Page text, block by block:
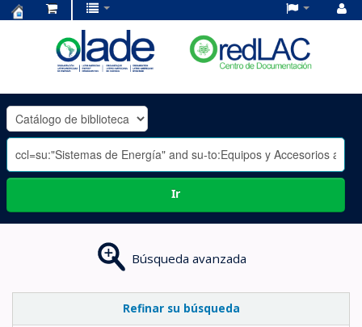
OLADE
-
Ir
Búsqueda avanzada
Refinar su búsqueda